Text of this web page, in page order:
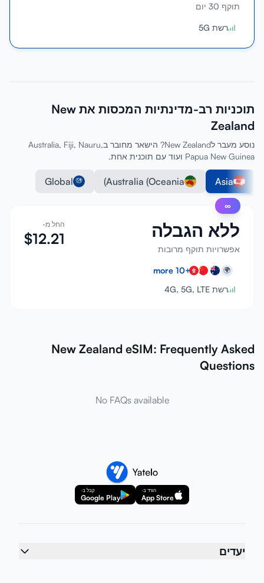
תוקף 30 יום
רשת 5G
תוכניות רב-מדינתיות המכסות את New
Zealand
נוסע מעבר לNew Zealand? הישאר מחובר בAustralia, Fiji, Nauru,
Papua New Guinea ועוד עם תוכנית אחת.
Asia
Australia (Oceania)
Global
∞
ללא הגבלה
אפשרויות תוקף מרובות
החל מ-
$12.21
🌍
+
10
רשת 4G, 5G, LTE
New Zealand eSIM: Frequently Asked
Questions
No FAQs available
הורד ב-
App Store
קבל ב-
Google Play
יעדים